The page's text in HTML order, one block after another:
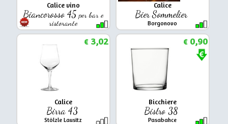
Calice vino
Biancorosso 45per bar e
ristorante
Arcoroc
Calice
Bier Sommelier
Borgonovo
Calice
Birra 43
Stölzle Lausitz
€3,02
Bicchiere
Bistro 38
Pasabahce
€0,90